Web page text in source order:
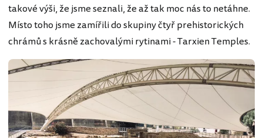
takové výši, že jsme seznali, že až tak moc nás to netáhne.
Místo toho jsme zamířili do skupiny čtyř prehistorických
chrámů s krásně zachovalými rytinami - Tarxien Temples.